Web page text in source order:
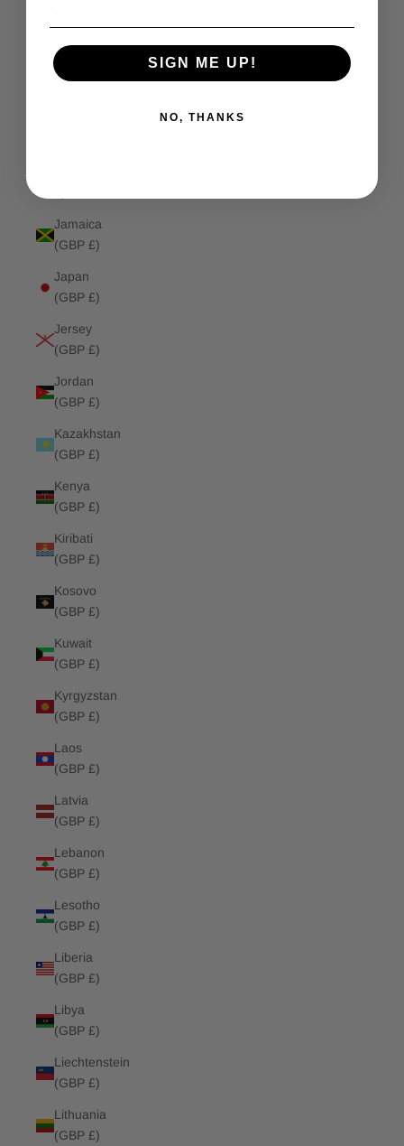
Isle of
Man (GBP
Jamaica
(GBP £)
Japan
(GBP £)
Jersey
(GBP £)
Jordan
(GBP £)
Kazakhstan
(GBP £)
Kenya
(GBP £)
Kiribati
(GBP £)
Kosovo
(GBP £)
Kuwait
(GBP £)
Kyrgyzstan
(GBP £)
Laos
(GBP £)
Latvia
(GBP £)
Lebanon
(GBP £)
Lesotho
(GBP £)
Liberia
(GBP £)
Libya
(GBP £)
Liechtenstein
(GBP £)
Lithuania
(GBP £)
SIGN ME UP!
NO, THANKS